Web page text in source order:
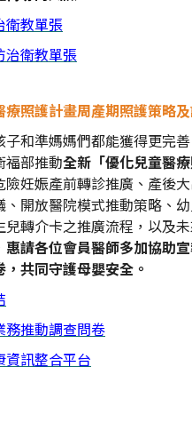
衛教單張
治衛教單張
療照護計畫周產期照護策略
子和準媽媽們都能獲得更完
福部推動全新「優化兒童醫
險妊娠產前轉診推廣、產後
、開放醫院模式推動策略、
兒轉介卡之推廣流程，以及
惠請各位會員醫師多加協助
共同守護母嬰安全。
務推動調查問卷
資訊整合平台